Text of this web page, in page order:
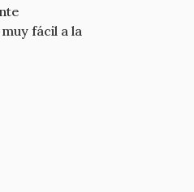
fácil a la